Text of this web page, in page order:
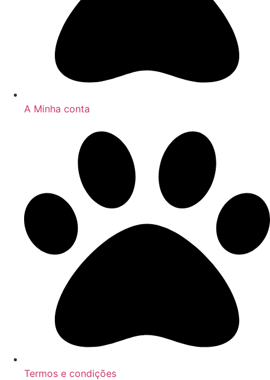
A Minha conta
Termos e condições